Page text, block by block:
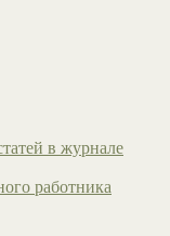
в журнале
работника